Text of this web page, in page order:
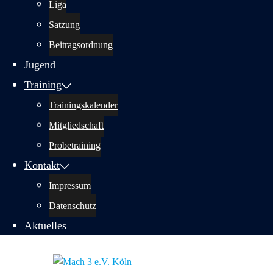
Liga
Satzung
Beitragsordnung
Jugend
Training
Trainingskalender
Mitgliedschaft
Probetraining
Kontakt
Impressum
Datenschutz
Aktuelles